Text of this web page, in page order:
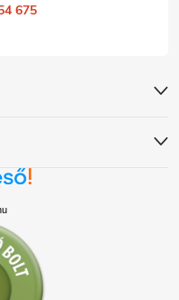
675